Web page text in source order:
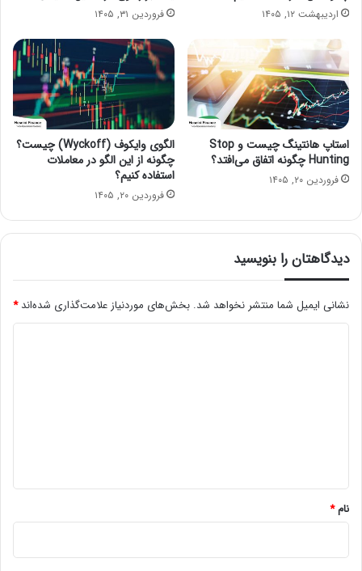
اردیبهشت ۱۲, ۱۴۰۵ فروردین ۳۱, ۱۴۰۵
استاپ هانتینگ چیست و Stop
Hunting چگونه اتفاق می‌افتد؟
فروردین ۲۰, ۱۴۰۵
الگوی وایکوف (Wyckoff) چیست؟
چگونه از این الگو در معاملات
استفاده کنیم؟
فروردین ۲۰, ۱۴۰۵
دیدگاهتان را بنویسید
نشانی ایمیل شما منتشر نخواهد شد. بخش‌های موردنیاز علامت‌گذاری شده‌اند*
نام*